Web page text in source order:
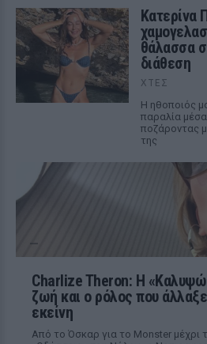
Κατερίνα
θάλασσα
διάθεση
ΧΤΕΣ
Η ηθοποιός
παραλία
ποζάροντας
της
Charlize Theron: Η
ζωή και ο ρόλος που
εκείνη
Από το Όσκαρ για το Monster μέχρι